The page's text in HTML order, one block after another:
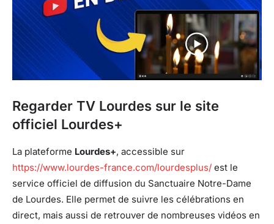
Regarder TV Lourdes sur le site
officiel Lourdes+
La plateforme Lourdes+, accessible sur
https://www.lourdes-france.com/lourdesplus/ est le
service officiel de diffusion du Sanctuaire Notre-Dame
de Lourdes. Elle permet de suivre les célébrations en
direct, mais aussi de retrouver de nombreuses vidéos en